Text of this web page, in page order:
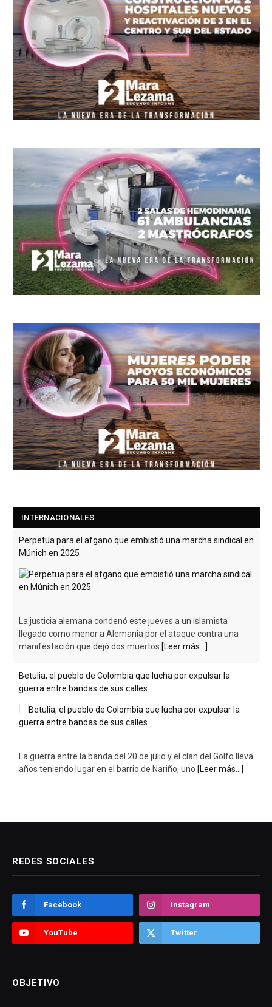
INTERNACIONALES
Perpetua para el afgano que embistió una marcha sindical en
Múnich en 2025
manifestación que dejó dos muertos[Leer más...]
Betulia, el pueblo de Colombia que lucha por expulsar la
REDES SOCIALES
Facebook Instagram
YouTube Twitter
OBJETIVO